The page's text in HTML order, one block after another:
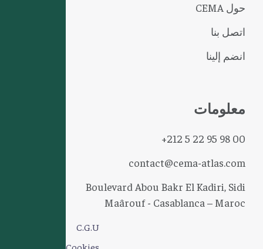
C.G.U
Cookies
حول CEMA
اتصل بنا
انضم إلينا
معلومات
+212 5 22 95 98 00
contact@cema-atlas.com
Boulevard Abou Bakr El Kadiri, Sidi
Maârouf - Casablanca – Maroc